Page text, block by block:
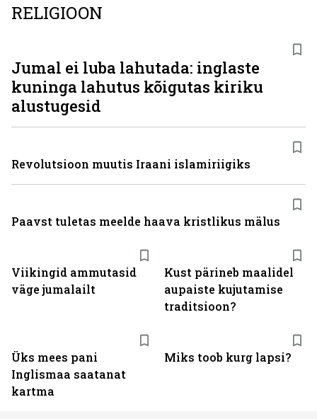
RELIGIOON
Viikingid ammutasid
väge jumalailt
Kust pärineb maalidel
aupaiste kujutamise
traditsioon?
Üks mees pani
Inglismaa saatanat
kartma
Miks toob kurg lapsi?
Jumal ei luba lahutada: inglaste
kuninga lahutus kõigutas kiriku
alustugesid
Revolutsioon muutis Iraani islamiriigiks
Paavst tuletas meelde haava kristlikus mälus